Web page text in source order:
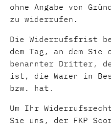
ohne Angabe von
zu widerrufen.
Die Widerrufsfrist
dem Tag, an dem
benannter Dritter,
ist, die Waren in
bzw. hat.
Um Ihr
Sie uns, der FKP